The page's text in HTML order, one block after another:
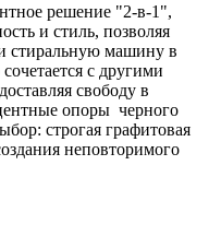
решение "2-в-1",
и стиль, позволяя
стиральную машину в
с другими
свободу в
опоры черного
строгая графитовая
неповторимого